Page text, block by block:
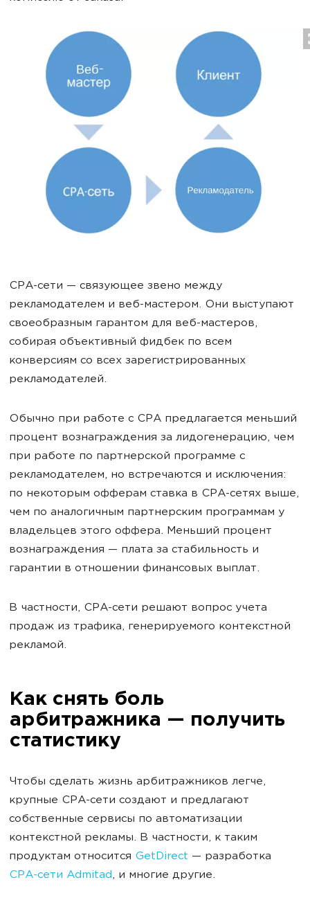
CPA-сети — связующее звено между
рекламодателем и веб-мастером. Они выступают
своеобразным гарантом для веб-мастеров,
собирая объективный фидбек по всем
конверсиям со всех зарегистрированных
рекламодателей.
Обычно при работе с CPA предлагается меньший
процент вознаграждения за лидогенерацию, чем
при работе по партнерской программе с
рекламодателем, но встречаются и исключения:
по некоторым офферам ставка в CPA-сетях выше,
чем по аналогичным партнерским программам у
владельцев этого оффера. Меньший процент
вознаграждения — плата за стабильность и
гарантии в отношении финансовых выплат.
В частности, CPA-сети решают вопрос учета
продаж из трафика, генерируемого контекстной
рекламой.
Как снять боль
арбитражника — получить
статистику
Чтобы сделать жизнь арбитражников легче,
крупные CPA-сети создают и предлагают
собственные сервисы по автоматизации
контекстной рекламы. В частности, к таким
продуктам относится GetDirect — разработка
CPA-сети Admitad, и многие другие.